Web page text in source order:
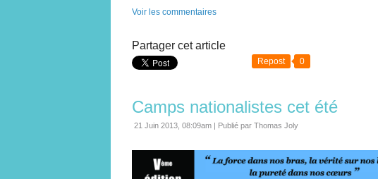
Voir les commentaires
Partager cet article
Repost 0
Camps nationalistes cet été
21 Juin 2013, 08:09am | Publié par Thomas Joly